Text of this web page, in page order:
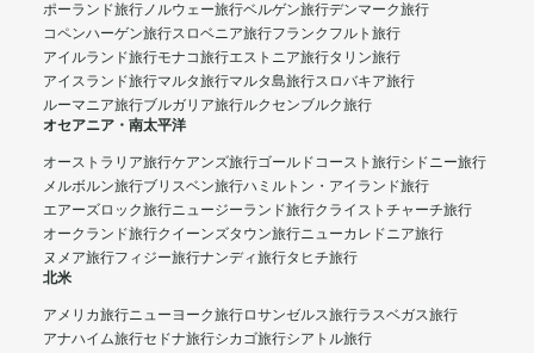
ポーランド旅行ノルウェー旅行ベルゲン旅行デンマーク旅行
コペンハーゲン旅行スロベニア旅行フランクフルト旅行
アイルランド旅行モナコ旅行エストニア旅行タリン旅行
アイスランド旅行マルタ旅行マルタ島旅行スロバキア旅行
ルーマニア旅行ブルガリア旅行ルクセンブルク旅行
オセアニア・南太平洋
オーストラリア旅行ケアンズ旅行ゴールドコースト旅行シドニー旅行
メルボルン旅行ブリスベン旅行ハミルトン・アイランド旅行
エアーズロック旅行ニュージーランド旅行クライストチャーチ旅行
オークランド旅行クイーンズタウン旅行ニューカレドニア旅行
ヌメア旅行フィジー旅行ナンディ旅行タヒチ旅行
北米
アメリカ旅行ニューヨーク旅行ロサンゼルス旅行ラスベガス旅行
アナハイム旅行セドナ旅行シカゴ旅行シアトル旅行